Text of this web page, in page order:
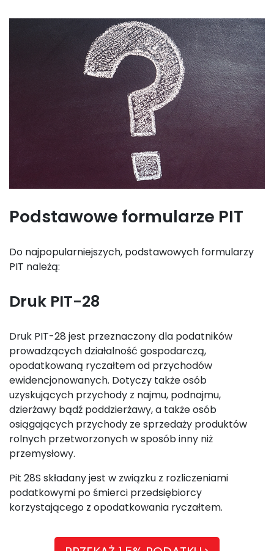
Podstawowe formularze PIT
Do najpopularniejszych, podstawowych formularzy
PIT należą:
Druk PIT-28
Druk PIT-28 jest przeznaczony dla podatników
prowadzących działalność gospodarczą,
opodatkowaną ryczałtem od przychodów
ewidencjonowanych. Dotyczy także osób
uzyskujących przychody z najmu, podnajmu,
dzierżawy bądź poddzierżawy, a także osób
osiągających przychody ze sprzedaży produktów
rolnych przetworzonych w sposób inny niż
przemysłowy.
Pit 28S składany jest w związku z rozliczeniami
podatkowymi po śmierci przedsiębiorcy
korzystającego z opodatkowania ryczałtem.